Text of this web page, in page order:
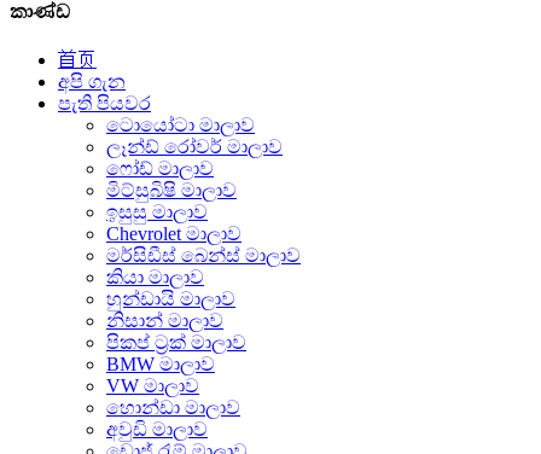
කාණ්ඩ
首页
අපි ගැන
පැති පියවර
ටොයෝටා මාලාව
ලෑන්ඩ් රෝවර් මාලාව
ෆෝඩ් මාලාව
මිට්සුබිෂි මාලාව
ඉසුසු මාලාව
Chevrolet මාලාව
මර්සිඩීස් බෙන්ස් මාලාව
කියා මාලාව
හුන්ඩායි මාලාව
නිසාන් මාලාව
පිකප් ට්‍රක් මාලාව
BMW මාලාව
VW මාලාව
හොන්ඩා මාලාව
අවුඩි මාලාව